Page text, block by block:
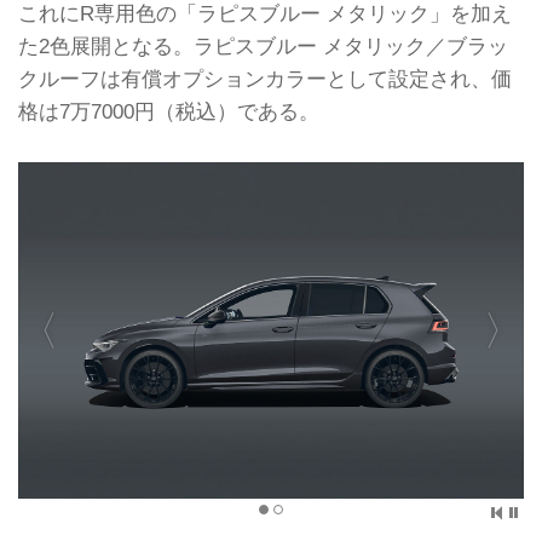
これにR専用色の「ラピスブルー メタリック」を加え
た2色展開となる。ラピスブルー メタリック／ブラッ
クルーフは有償オプションカラーとして設定され、価
格は7万7000円（税込）である。